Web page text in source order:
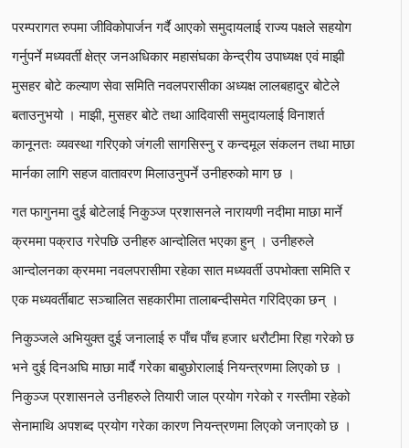
परम्परागत रुपमा जीविकोपार्जन गर्दै आएको समुदायलाई राज्य पक्षले सहयोग
गर्नुपर्ने मध्यवर्ती क्षेत्र जनअधिकार महासंघका केन्द्रीय उपाध्यक्ष एवं माझी
मुसहर बोटे कल्याण सेवा समिति नवलपरासीका अध्यक्ष लालबहादुर बोटेले
बताउनुभयो । माझी, मुसहर बोटे तथा आदिवासी समुदायलाई विनाशर्त
कानूनतः व्यवस्था गरिएको जंगली सागसिस्नु र कन्दमूल संकलन तथा माछा
मार्नका लागि सहज वातावरण मिलाउनुपर्ने उनीहरुको माग छ ।
गत फागुनमा दुई बोटेलाई निकुञ्ज प्रशासनले नारायणी नदीमा माछा मार्ने
क्रममा पक्राउ गरेपछि उनीहरु आन्दोलित भएका हुन् । उनीहरुले
आन्दोलनका क्रममा नवलपरासीमा रहेका सात मध्यवर्ती उपभोक्ता समिति र
एक मध्यवर्तीबाट सञ्चालित सहकारीमा तालाबन्दीसमेत गरिदिएका छन् ।
निकुञ्जले अभियुक्त दुई जनालाई रु पाँच पाँच हजार धरौटीमा रिहा गरेको छ
भने दुई दिनअघि माछा मार्दै गरेका बाबुछोरालाई नियन्त्रणमा लिएको छ ।
निकुञ्ज प्रशासनले उनीहरुले तियारी जाल प्रयोग गरेको र गस्तीमा रहेको
सेनामाथि अपशब्द प्रयोग गरेका कारण नियन्त्रणमा लिएको जनाएको छ ।